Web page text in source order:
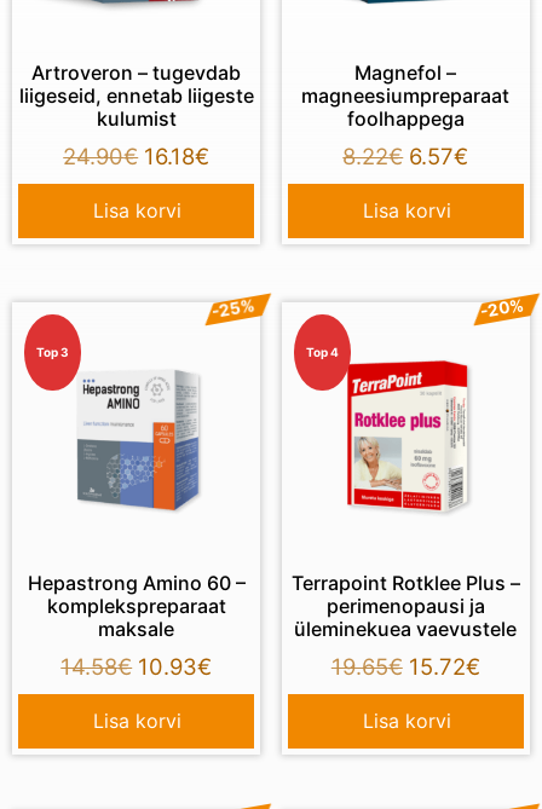
Artroveron – tugevdab
liigeseid, ennetab liigeste
kulumist
24.90€ 16.18€
Lisa korvi
Magnefol –
magneesiumpreparaat
foolhappega
8.22€ 6.57€
Lisa korvi
Top 3
-25%
Hepastrong Amino 60 –
komplekspreparaat
maksale
14.58€ 10.93€
Lisa korvi
Top 4
-20%
Terrapoint Rotklee Plus –
perimenopausi ja
üleminekuea vaevustele
19.65€ 15.72€
Lisa korvi